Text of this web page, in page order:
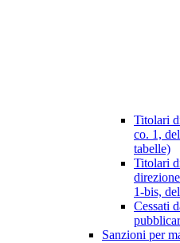
Titolari
co. 1,
tabelle)
Titolari
1-bis,
Cessati
Sanzioni per